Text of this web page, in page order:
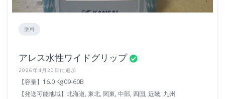
塗料
アレス水性ワイドグリップ
2026年4月20日に追加
【容量】16.0 Kg09-60B
【発送可能地域】北海道, 東北, 関東, 中部, 四国, 近畿, 九州